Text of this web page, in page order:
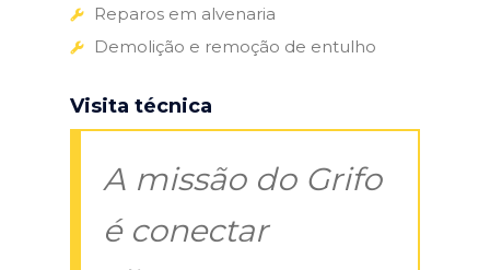
Reparos em alvenaria
Demolição e remoção de entulho
Visita técnica
A missão do Grifo
é conectar